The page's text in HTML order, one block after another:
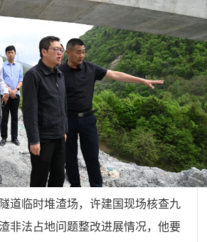
道临时堆渣场，许建国现场核查九
非法占地问题整改进展情况，他要